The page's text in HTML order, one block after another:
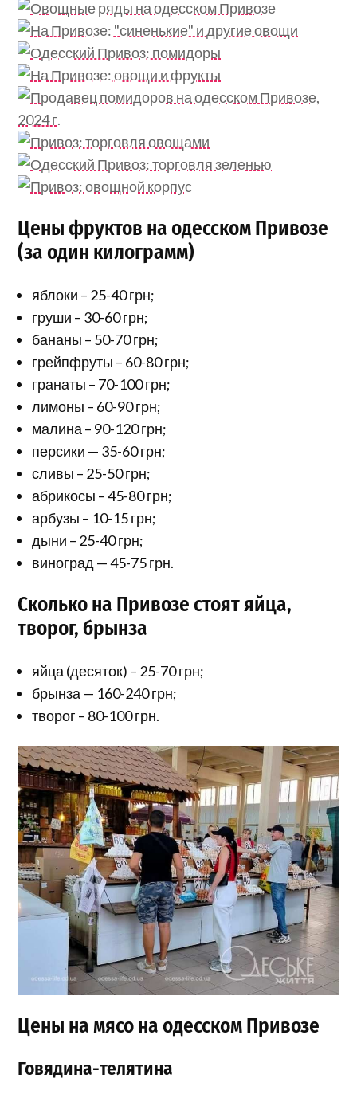
Цены фруктов на одесском Привозе
(за один килограмм)
яблоки – 25-40 грн;
груши – 30-60 грн;
бананы – 50-70 грн;
грейпфруты – 60-80 грн;
гранаты – 70-100 грн;
лимоны – 60-90 грн;
малина – 90-120 грн;
персики — 35-60 грн;
сливы – 25-50 грн;
абрикосы – 45-80 грн;
арбузы – 10-15 грн;
дыни – 25-40 грн;
виноград — 45-75 грн.
Сколько на Привозе стоят яйца,
творог, брынза
яйца (десяток) – 25-70 грн;
брынза — 160-240 грн;
творог – 80-100 грн.
Цены на мясо на одесском Привозе
Говядина-телятина